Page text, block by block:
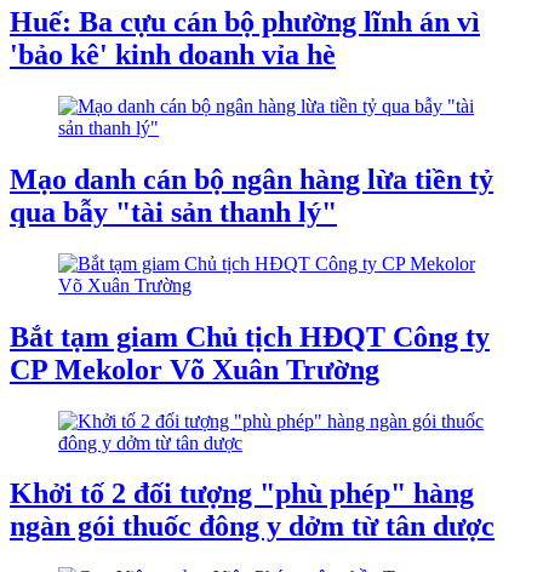
Huế: Ba cựu cán bộ phường lĩnh án vì
'bảo kê' kinh doanh vỉa hè
Mạo danh cán bộ ngân hàng lừa tiền tỷ
qua bẫy "tài sản thanh lý"
Bắt tạm giam Chủ tịch HĐQT Công ty
CP Mekolor Võ Xuân Trường
Khởi tố 2 đối tượng "phù phép" hàng
ngàn gói thuốc đông y dởm từ tân dược